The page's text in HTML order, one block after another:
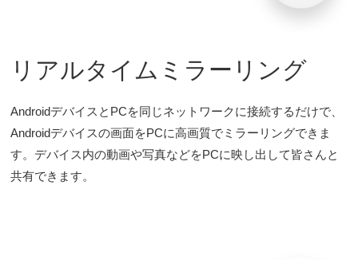
リアルタイムミラーリング
AndroidデバイスとPCを同じネットワークに接続するだけで、
Androidデバイスの画面をPCに高画質でミラーリングできま
す。デバイス内の動画や写真などをPCに映し出して皆さんと
共有できます。